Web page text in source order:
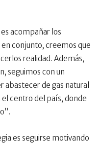
acompañar los
conjunto, creemos que
realidad. Además,
seguimos con un
de gas natural
el centro del país, donde
es seguirse motivando